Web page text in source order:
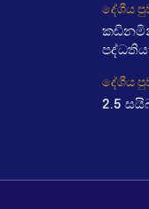
දේශීය
දේශීය
2.5